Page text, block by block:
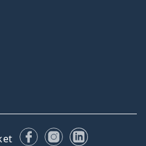
FacebookInstagram
LinkedIn